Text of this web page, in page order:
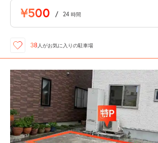
¥500 / 24 時間
38 人がお気に入りの駐車場